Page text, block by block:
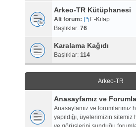
Arkeo-TR Kütüphanesi
Alt forum:
E-Kitap
Başlıklar: 76
Karalama Kağıdı
Başlıklar: 114
Arkeo-TR
Anasayfamız ve
Anasayfamız ve forumlarımız
yapıldığı, üyelerimizin sitemiz